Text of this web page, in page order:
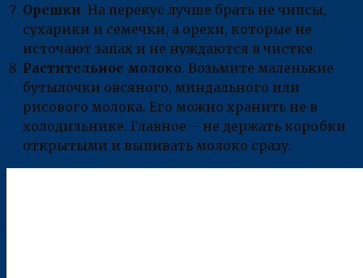
Орешки. На перекус лучше брать не чипсы,
сухарики и семечки, а орехи, которые не
источают запах и не нуждаются в чистке.
Растительное молоко. Возьмите маленькие
бутылочки овсяного, миндального или
рисового молока. Его можно хранить не в
холодильнике. Главное – не держать коробки
открытыми и выпивать молоко сразу.